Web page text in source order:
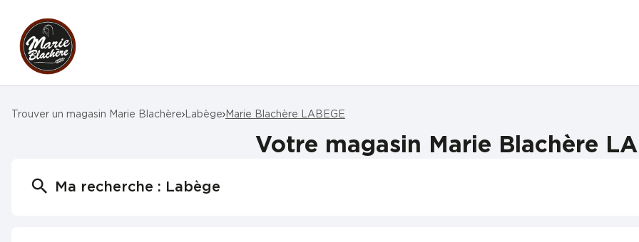
Trouver un magasin Marie Blachère Labège Marie Blachère LABEGE
Votre magasin Marie Blachère
Ma recherche : Labège